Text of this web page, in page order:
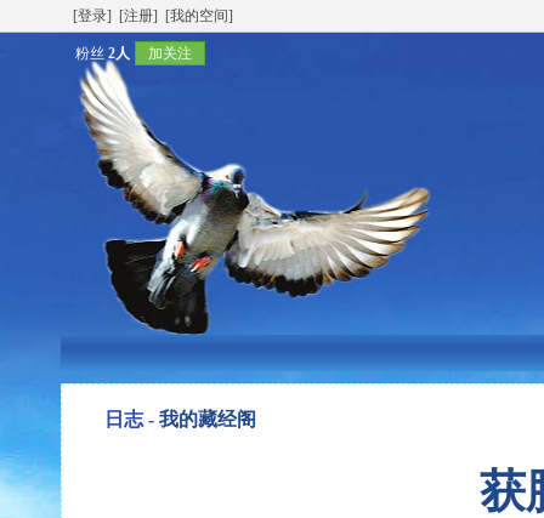
[登录] [注册] [我的空间]
粉丝 2人 加关注
日志 - 我的藏经阁
获